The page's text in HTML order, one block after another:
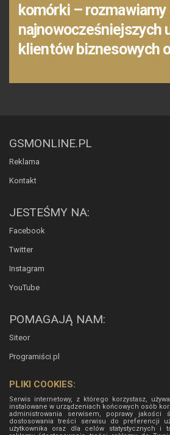
komórki – rozmawiamy
najnowocześniejszych
klientów biznesowych
GSMONLINE.PL
Reklama
Kontakt
JESTEŚMY NA:
Facebook
Twitter
Instagram
YouTube
POMAGAJĄ NAM:
Siteor
Programiści.pl
PLIKI COOKIES:
Serwis internetowy, z którego korzystasz,
instalowane w urządzeniach końcowych osób
administrowania serwisem, poprawy jakości
dostosowania treści serwisu do preferencji
użytkownika oraz dla celów statystycznych i